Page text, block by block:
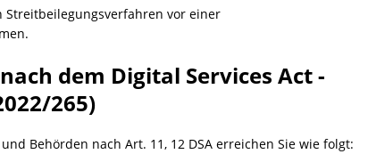
vor einer
dem Digital Services Act -
265)
Behörden nach Art. 11, 12 DSA erreichen Sie wie folgt: